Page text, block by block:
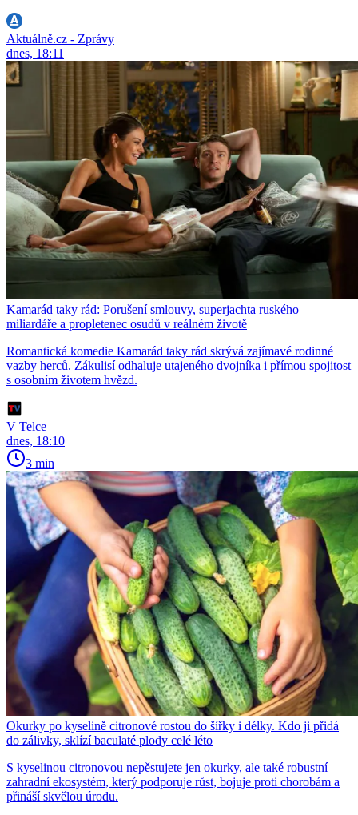
Aktuálně.cz - Zprávy
dnes, 18:11
Kamarád taky rád: Porušení smlouvy, superjachta ruského
miliardáře a propletenec osudů v reálném životě
Romantická komedie Kamarád taky rád skrývá zajímavé rodinné
vazby herců. Zákulisí odhaluje utajeného dvojníka i přímou spojitost
s osobním životem hvězd.
V Telce
dnes, 18:10
3 min
Okurky po kyselině citronové rostou do šířky i délky. Kdo ji přidá
do zálivky, sklízí baculaté plody celé léto
S kyselinou citronovou nepěstujete jen okurky, ale také robustní
zahradní ekosystém, který podporuje růst, bojuje proti chorobám a
přináší skvělou úrodu.